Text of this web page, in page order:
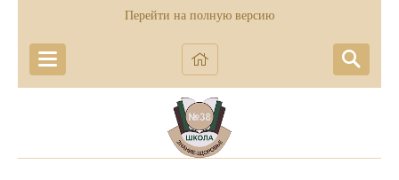
Перейти на полную версию